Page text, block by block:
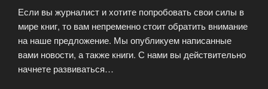
Если вы журналист и хотите попробовать свои силы в
мире книг, то вам непременно стоит обратить внимание
на наше предложение. Мы опубликуем написанные
вами новости, а также книги. С нами вы действительно
начнете развиваться…